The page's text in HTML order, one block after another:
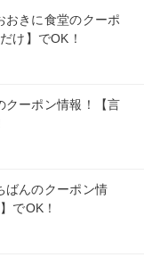
おきに食堂のクーポ
け】でOK！
クーポン情報！【言
ばんのクーポン情
でOK！